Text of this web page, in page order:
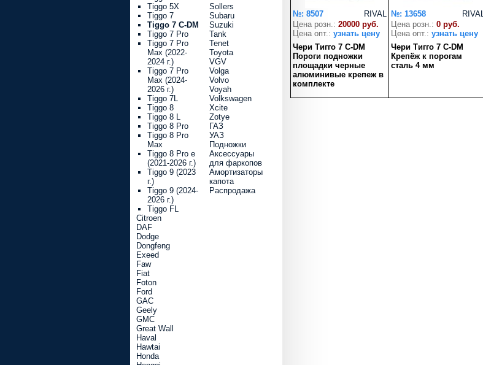
RIVAL
№: 8507
Цена розн.: 20000 руб.
Цена опт.: узнать цену
Чери Тигго 7 C-DM
Пороги подножки
площадки черные
алюминивые крепеж в
комплекте
№: 13658
Цена розн.: 0 руб.
Цена опт.: узнать цену
Чери Тигго 7 C-DM
Крепёж к порогам
сталь 4 мм
Tiggo 5X
Tiggo 7
Tiggo 7 C-DM
Tiggo 7 Pro
Tiggo 7 Pro
Max (2022-
2024 г.)
Tiggo 7 Pro
Max (2024-
2026 г.)
Tiggo 7L
Tiggo 8
Tiggo 8 L
Tiggo 8 Pro
Tiggo 8 Pro
Max
Tiggo 8 Pro e
(2021-2026 г.)
Tiggo 9 (2023
г.)
Tiggo 9 (2024-
2026 г.)
Tiggo FL
Citroen
DAF
Dodge
Dongfeng
Exeed
Faw
Fiat
Foton
Ford
GAC
Geely
GMC
Great Wall
Haval
Hawtai
Honda
Sollers
Subaru
Suzuki
Tank
Tenet
Toyota
VGV
Volga
Volvo
Voyah
Volkswagen
Xcite
Zotye
ГАЗ
УАЗ
Подножки
Аксессуары
для фаркопов
Амортизаторы
капота
Распродажа